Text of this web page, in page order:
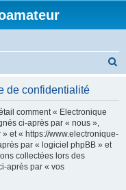
de confidentialité
comment « Electronique
ci-après par « nous »,
et « https://www.electronique-
par « logiciel phpBB » et
collectées lors des
après par « vos